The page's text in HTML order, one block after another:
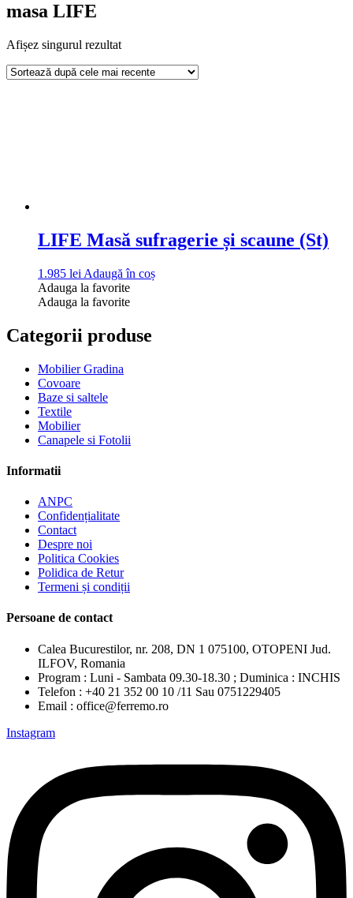
masa LIFE
Afișez singurul rezultat
LIFE Masă sufragerie și scaune (St)
1.985 lei Adaugă în coș
Adauga la favorite
Adauga la favorite
Categorii produse
Mobilier Gradina
Covoare
Baze si saltele
Textile
Mobilier
Canapele si Fotolii
Informatii
ANPC
Confidențialitate
Contact
Despre noi
Politica Cookies
Polidica de Retur
Termeni și condiții
Persoane de contact
Calea Bucurestilor, nr. 208, DN 1 075100, OTOPENI Jud.
ILFOV, Romania
Program : Luni - Sambata 09.30-18.30 ; Duminica : INCHIS
Telefon : +40 21 352 00 10 /11 Sau 0751229405
Email : office@ferremo.ro
Instagram